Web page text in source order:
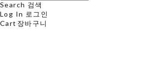
Search 검색
Log In 로그인
Cart 장바구니